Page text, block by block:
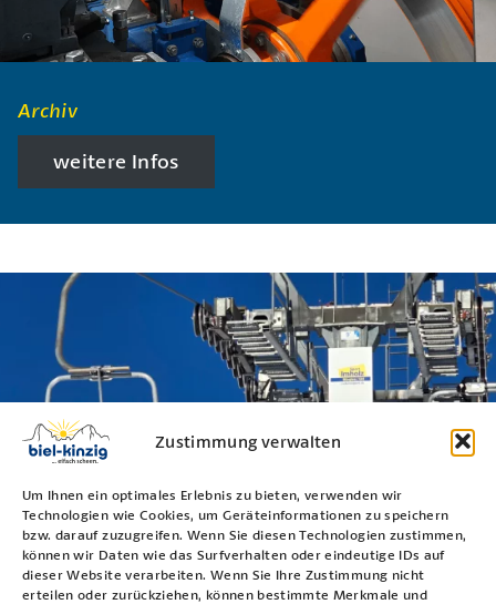
Zustimmung verwalten
Um Ihnen ein optimales Erlebnis zu bieten, verwenden wir
Technologien wie Cookies, um Geräteinformationen zu speichern
bzw. darauf zuzugreifen. Wenn Sie diesen Technologien zustimmen,
können wir Daten wie das Surfverhalten oder eindeutige IDs auf
dieser Website verarbeiten. Wenn Sie Ihre Zustimmung nicht
erteilen oder zurückziehen, können bestimmte Merkmale und
Archiv
weitere Infos
Sponsoring